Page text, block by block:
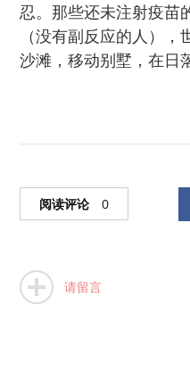
忍。那些还未注射疫苗
（没有副反应的人），
沙滩，移动别墅，在日
阅读评论 0
请留言